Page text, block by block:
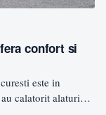
confort si
este in
au calatorit alaturi…